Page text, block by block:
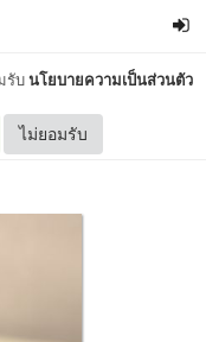
รับนโยบายความเป็นส่วนตัว
ไม่ยอมรับ